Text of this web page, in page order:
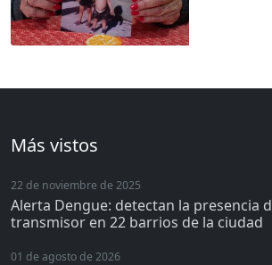
Más vistos
22 de noviembre de 2025
Alerta Dengue: detectan la presencia
transmisor en 22 barrios de la ciudad
01 de agosto de 2026